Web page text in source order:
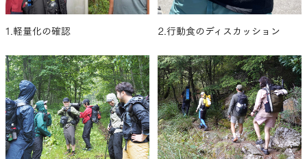
1.軽量化の確認 2.行動食のディスカッション